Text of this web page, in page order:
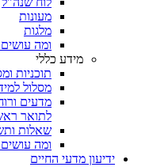
מעונות
מלגות
ומה
מידע כללי
תוכניות
מסלול
מדעים
לתואר
שאלות
ומה
ידיעון מדעי החיים